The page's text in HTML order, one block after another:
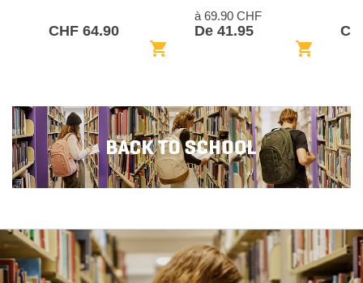
CHF 64.90
shopping_cart
à 69.90 CHF
De 41.95
shopping_cart